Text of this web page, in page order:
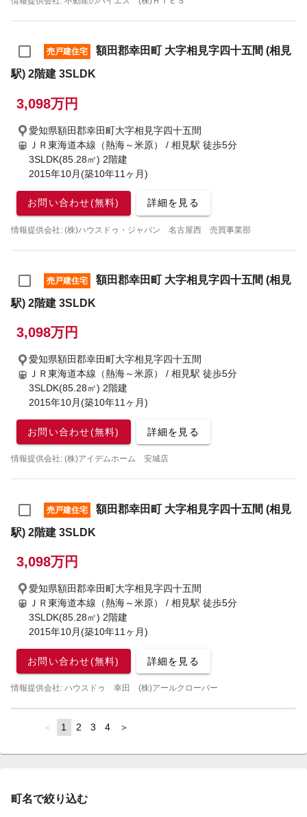
売戸建住宅
額田郡幸田町 大字相見字四十五間 (相見
駅) 2階建 3SLDK
3,098万円
愛知県額田郡幸田町大字相見字四十五間
ＪＲ東海道本線（熱海～米原） / 相見駅 徒歩5分
3SLDK(85.28㎡) 2階建
2015年10月(築10年11ヶ月)
お問い合わせ(無料) 詳細を見る
情報提供会社: (株)ハウスドゥ・ジャパン 名古屋西 売買事業部
売戸建住宅
額田郡幸田町 大字相見字四十五間 (相見
駅) 2階建 3SLDK
3,098万円
愛知県額田郡幸田町大字相見字四十五間
ＪＲ東海道本線（熱海～米原） / 相見駅 徒歩5分
3SLDK(85.28㎡) 2階建
2015年10月(築10年11ヶ月)
お問い合わせ(無料) 詳細を見る
情報提供会社: (株)アイデムホーム 安城店
売戸建住宅
額田郡幸田町 大字相見字四十五間 (相見
駅) 2階建 3SLDK
3,098万円
愛知県額田郡幸田町大字相見字四十五間
ＪＲ東海道本線（熱海～米原） / 相見駅 徒歩5分
3SLDK(85.28㎡) 2階建
2015年10月(築10年11ヶ月)
お問い合わせ(無料) 詳細を見る
情報提供会社: ハウスドゥ 幸田 (株)アールクローバー
page
You're
page
1 page
2 page
3 page
4 page
町名で絞り込む